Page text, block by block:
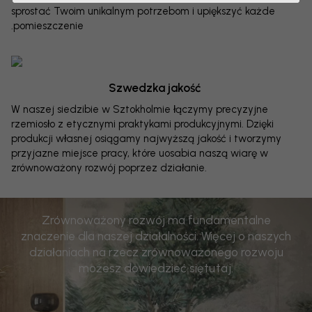
sprostać Twoim unikalnym potrzebom i upiększyć każde
pomieszczenie.
Szwedzka jakość
W naszej siedzibie w Sztokholmie łączymy precyzyjne
rzemiosło z etycznymi praktykami produkcyjnymi. Dzięki
produkcji własnej osiągamy najwyższą jakość i tworzymy
przyjazne miejsce pracy, które uosabia naszą wiarę w
zrównoważony rozwój poprzez działanie.
Zrównoważony rozwój ma fundamentalne
znaczenie dla naszej działalności. Więcej o naszych
działaniach na rzecz zrównoważonego rozwoju
możesz dowiedzieć siętutaj.